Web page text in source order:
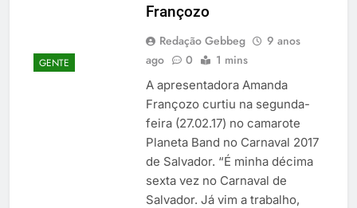
GENTE
Françozo
Redação Gebbeg
9 anos
ago
0 1 mins
A apresentadora Amanda
Françozo curtiu na segunda-
feira (27.02.17) no camarote
Planeta Band no Carnaval 2017
de Salvador. “É minha décima
sexta vez no Carnaval de
Salvador. Já vim a trabalho,